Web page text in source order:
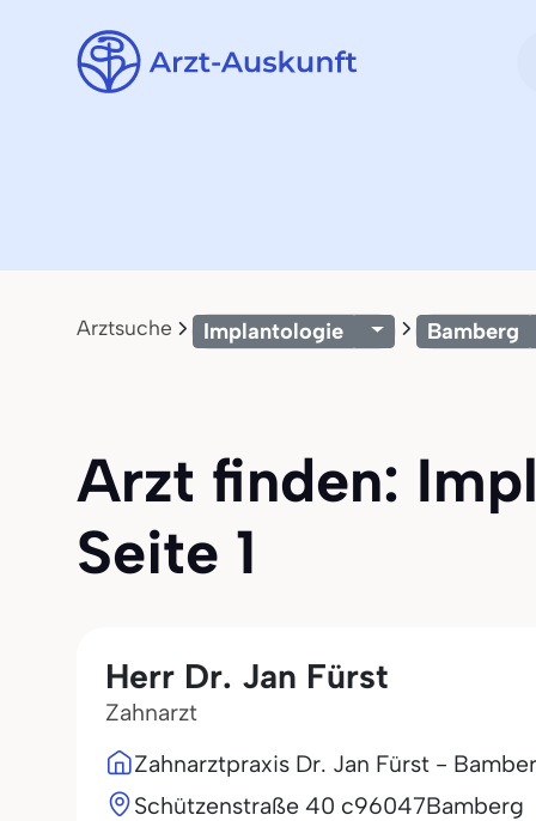
Arztsuche Implantologie Bamberg
Arzt finden:
Seite 1
Herr Dr. Jan Fürst
Zahnarzt
Zahnarztpraxis Dr. Jan Fürst -
Schützenstraße 40 c96047Bamberg